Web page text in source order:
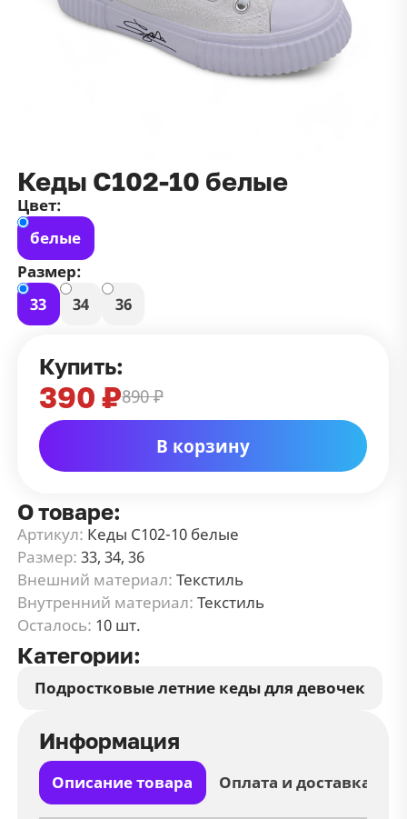
Кеды С102-10 белые
Цвет:
белые
Размер:
33
34 36
Купить:
390 ₽890 ₽
В корзину
О товаре:
Артикул: Кеды С102-10 белые
Размер: 33, 34, 36
Внешний материал: Текстиль
Внутренний материал: Текстиль
Осталось: 10 шт.
Категории:
Подростковые летние кеды для девочек
Информация
Описание товара Оплата и доставка
данных
публичной оффертой
Зарегистрироваться
42